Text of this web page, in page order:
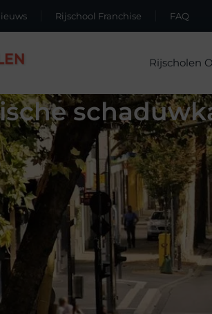
Rijschool Franchise FAQ
Rijscholen